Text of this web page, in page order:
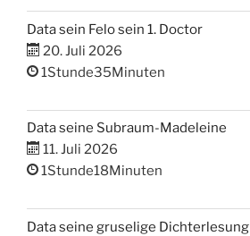
Data sein Felo sein 1. Doctor
20. Juli 2026
1Stunde35Minuten
Data seine Subraum-Madeleine
11. Juli 2026
1Stunde18Minuten
Data seine gruselige Dichterlesung